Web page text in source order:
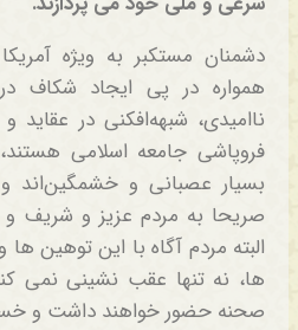
دشمنان مستکبر به ویژه
همواره در پی ایجاد شکاف
ناامیدی، شبهه‌افکنی در عقاید
فروپاشی جامعه اسلامی
بسیار عصبانی و
صریحا به مردم عزیز و شریف و
البته مردم آگاه با این توهین
ها، نه تنها عقب نشینی نمی
صحنه حضور خواهند داشت و